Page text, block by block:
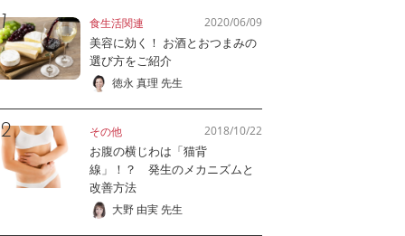
食生活関連 2020/06/09
美容に効く！ お酒とおつまみの
選び方をご紹介
徳永 真理 先生
その他 2018/10/22
お腹の横じわは「猫背
線」！？ 発生のメカニズムと
改善方法
大野 由実 先生